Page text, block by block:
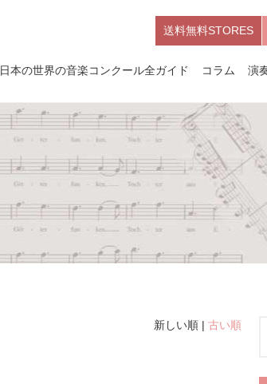
送料無料STORES
日本の世界の音楽コンクール全ガイド コラム 演
新しい順 | 古い順